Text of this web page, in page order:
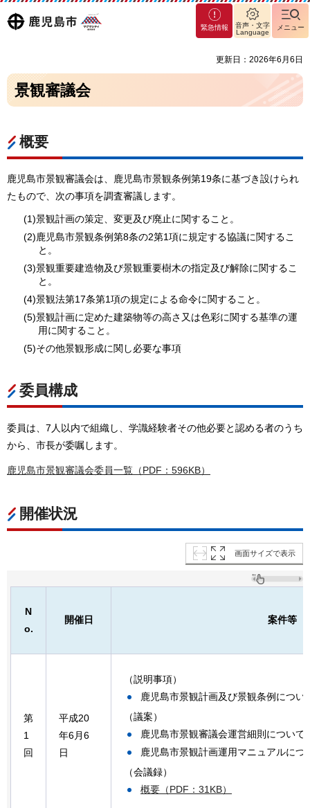
鹿児島
マグ
マシ
緊急情報
音声・文字
Language
メニュー
更新日：2026年6月6日
景観審議会
概要
鹿児島市景観審議会は、鹿児島市景観条例第19条に基づき設けられ
たもので、次の事項を調査審議します。
(1)景観計画の策定、変更及び廃止に関すること。
(2)鹿児島市景観条例第8条の2第1項に規定する協議に関するこ
と。
(3)景観重要建造物及び景観重要樹木の指定及び解除に関するこ
と。
(4)景観法第17条第1項の規定による命令に関すること。
(5)景観計画に定めた建築物等の高さ又は色彩に関する基準の運
用に関すること。
(5)その他景観形成に関し必要な事項
委員構成
委員は、7人以内で組織し、学識経験者その他必要と認める者のうち
から、市長が委嘱します。
鹿児島市景観審議会委員一覧（PDF：596KB）
開催状況
画面サイズで表示
N
o.
開催日 案件等
第
1
回
平成20
年6月6
日
（説明事項）
鹿児島市景観計画及び景観条例につい
（議案）
鹿児島市景観審議会運営細則について
鹿児島市景観計画運用マニュアルにつ
（会議録）
概要（PDF：31KB）